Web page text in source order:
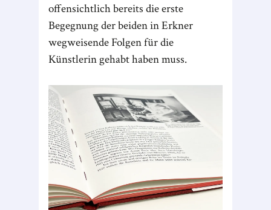
offensichtlich bereits die erste
Begegnung der beiden in Erkner
wegweisende Folgen für die
Künstlerin gehabt haben muss.